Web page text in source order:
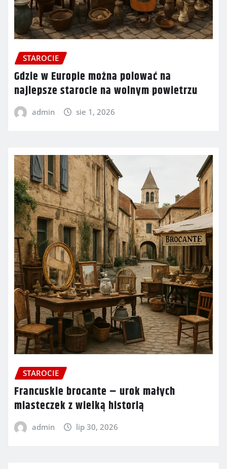
STAROCIE
Gdzie w Europie można polować na
najlepsze starocie na wolnym powietrzu
admin sie 1, 2026
STAROCIE
Francuskie brocante – urok małych
miasteczek z wielką historią
admin lip 30, 2026